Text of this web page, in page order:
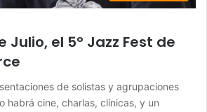
Julio, el 5° Jazz Fest de
de solistas y agrupaciones
habrá cine, charlas, clínicas, y un